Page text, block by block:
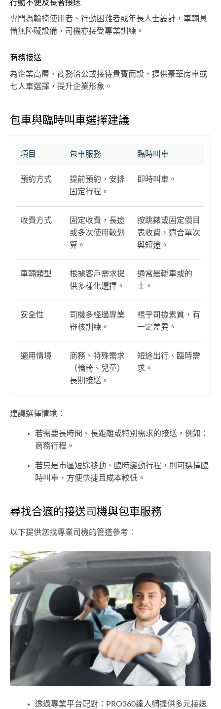
行動不便及長者接送
專門為輪椅使用者、行動困難者或年長人士設計，車輛具
備無障礙設備，司機亦接受專業訓練。
商務接送
為企業高層、商務洽公或接待貴賓而設，提供豪華房車或
七人車選擇，提升企業形象。
包車與臨時叫車選擇建議
項目 包車服務 臨時叫車
預約方式
提前預約，安排
固定行程。
即時叫車。
收費方式
固定收費，長途
或多次使用較划
算。
按跳錶或固定價目
表收費，適合單次
與短途。
車輛類型
根據客戶需求提
供多樣化選擇。
通常是轎車或的
士。
安全性
司機多經過專業
審核訓練。
視乎司機素質，有
一定差異。
適用情境
商務、特殊需求
（輪椅、兒童）
長期接送。
短途出行、臨時需
求。
建議選擇情境：
若需要長時間、長距離或特別需求的接送，例如：
商務行程。
若只是市區短途移動、臨時變動行程，則可選擇臨
時叫車，方便快捷且成本較低。
尋找合適的接送司機與包車服務
以下提供您找專業司機的管道參考：
透過專業平台配對：PRO360達人網提供多元接送